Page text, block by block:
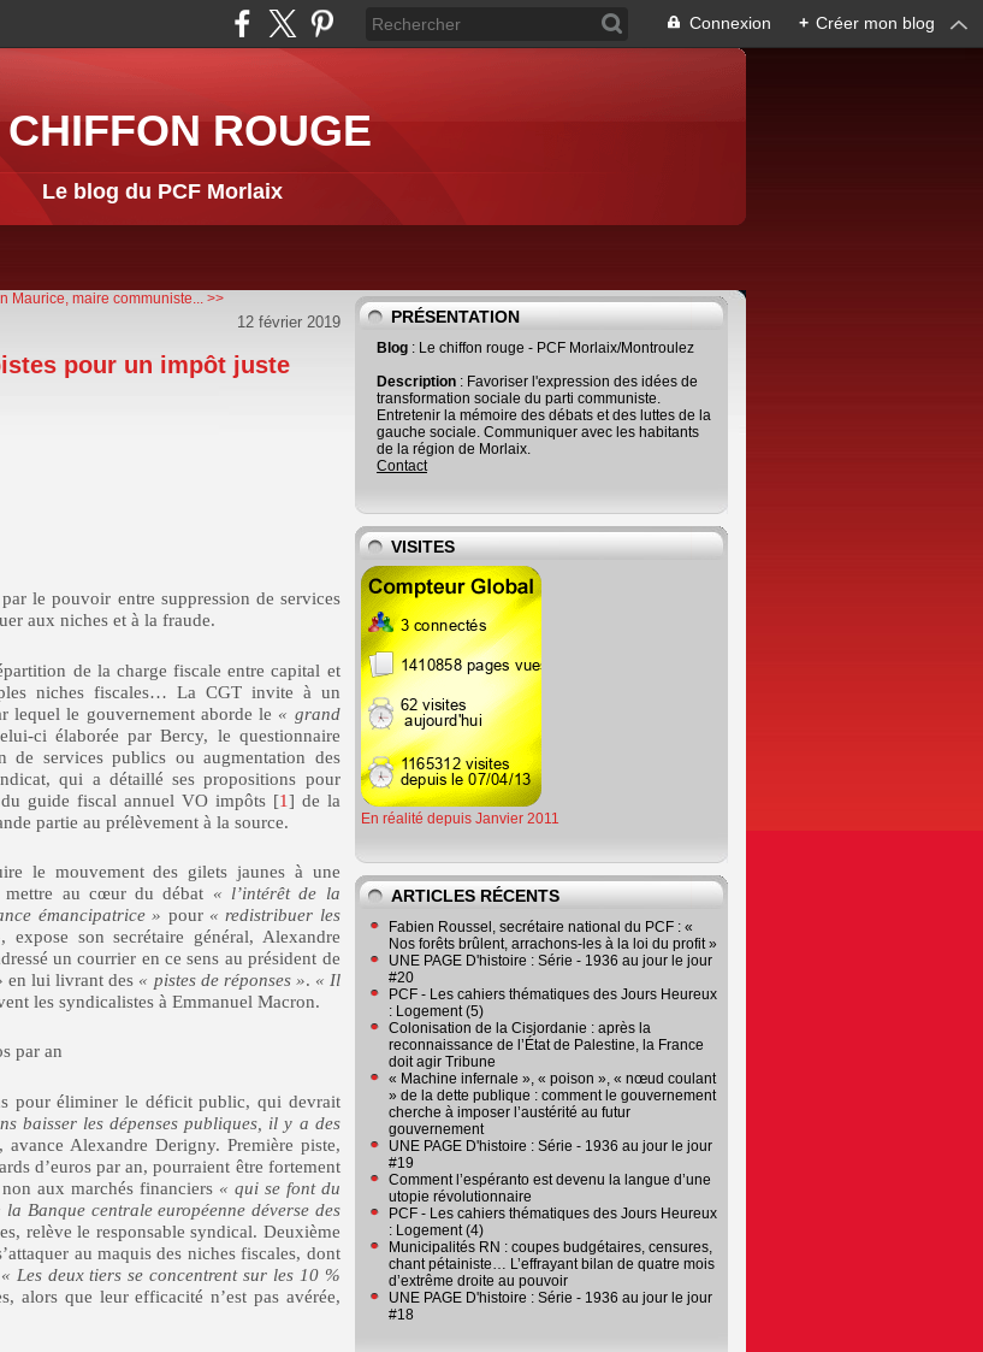
Connexion + Créer mon blog
ROUGE
Le blog du PCF Morlaix
Maurice, maire communiste... >>
12 février 2019
pour un impôt juste
le pouvoir entre suppression de services
aux niches et à la fraude.
de la charge fiscale entre capital et
niches fiscales… La CGT invite à un
lequel le gouvernement aborde le « grand
ci élaborée par Bercy, le questionnaire
de services publics ou augmentation des
qui a détaillé ses propositions pour
guide fiscal annuel VO impôts [1] de la
partie au prélèvement à la source.
le mouvement des gilets jaunes à une
mettre au cœur du débat « l’intérêt de la
émancipatrice » pour « redistribuer les
, expose son secrétaire général, Alexandre
un courrier en ce sens au président de
en lui livrant des « pistes de réponses ». « Il
les syndicalistes à Emmanuel Macron.
par an
pour éliminer le déficit public, qui devrait
baisser les dépenses publiques, il y a des
, avance Alexandre Derigny. Première piste,
d’euros par an, pourraient être fortement
aux marchés financiers « qui se font du
la Banque centrale européenne déverse des
relève le responsable syndical. Deuxième
au maquis des niches fiscales, dont
« Les deux tiers se concentrent sur les 10 %
alors que leur efficacité n’est pas avérée,
PRÉSENTATION
Blog : Le chiffon rouge - PCF Morlaix/Montroulez
Description : Favoriser l'expression des idées de
transformation sociale du parti communiste.
Entretenir la mémoire des débats et des luttes de la
gauche sociale. Communiquer avec les habitants
de la région de Morlaix.
Contact
VISITES
En réalité depuis Janvier 2011
ARTICLES RÉCENTS
Fabien Roussel, secrétaire national du PCF : «
Nos forêts brûlent, arrachons-les à la loi du profit »
UNE PAGE D'histoire : Série - 1936 au jour le jour
#20
PCF - Les cahiers thématiques des Jours Heureux
: Logement (5)
Colonisation de la Cisjordanie : après la
reconnaissance de l’État de Palestine, la France
doit agir Tribune
« Machine infernale », « poison », « nœud coulant
» de la dette publique : comment le gouvernement
cherche à imposer l’austérité au futur
gouvernement
UNE PAGE D'histoire : Série - 1936 au jour le jour
#19
Comment l’espéranto est devenu la langue d’une
utopie révolutionnaire
PCF - Les cahiers thématiques des Jours Heureux
: Logement (4)
Municipalités RN : coupes budgétaires, censures,
chant pétainiste… L’effrayant bilan de quatre mois
d’extrême droite au pouvoir
UNE PAGE D'histoire : Série - 1936 au jour le jour
#18